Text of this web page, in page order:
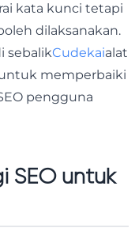
kata kunci tetapi
dilaksanakan.
sebalikCudekaialat
memperbaiki
pengguna
SEO untuk